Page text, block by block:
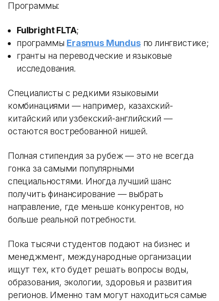
Программы:
Fulbright FLTA;
программы Erasmus Mundusпо лингвистике;
гранты на переводческие и языковые
исследования.
Специалисты с редкими языковыми
комбинациями — например, казахский-
китайский или узбекский-английский —
остаются востребованной нишей.
Полная стипендия за рубеж — это не всегда
гонка за самыми популярными
специальностями. Иногда лучший шанс
получить финансирование — выбрать
направление, где меньше конкурентов, но
больше реальной потребности.
Пока тысячи студентов подают на бизнес и
менеджмент, международные организации
ищут тех, кто будет решать вопросы воды,
образования, экологии, здоровья и развития
регионов. Именно там могут находиться самые